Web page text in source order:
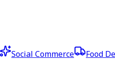
Social Commerce Food